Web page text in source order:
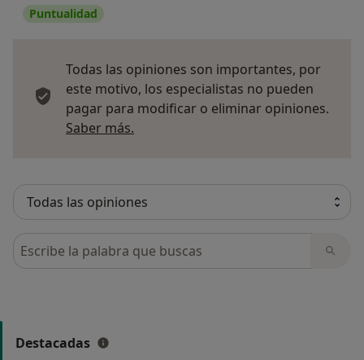
Puntualidad
Todas las opiniones son importantes, por
este motivo, los especialistas no pueden
pagar para modificar o eliminar opiniones.
Saber más.
Busca en opiniones
Destacadas